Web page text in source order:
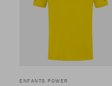
ENFANTS POWER